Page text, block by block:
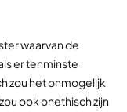
waarvan de
er tenminste
zou het onmogelijk
ook onethisch zijn